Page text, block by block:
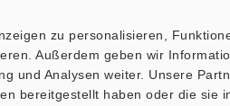
zu personalisieren,
Außerdem geben wir
und Analysen weiter. Unsere
bereitgestellt haben oder die sie
herunterladen